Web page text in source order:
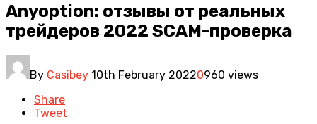
Anyoption: отзывы от реальных
трейдеров 2022 SCAM-проверка
By Casibey 10th February 20220960 views
Share
Tweet